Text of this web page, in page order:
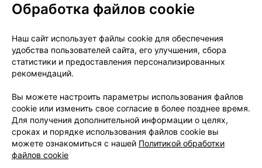
О проекте
Новости проекта
Размещение рекламы
Медицинский маркетинг
Публичный договор
Доставка
Способы оплаты
Вакансии
Партнеры
Написать руководителю 103.by
Написать в поддержку
Персональные настройки Cookie
Обработка файлов cookie
Наш сайт использует файлы cookie для обеспечения
удобства пользователей сайта, его улучшения, сбора
статистики и предоставления персонализированных
рекомендаций.
Вы можете настроить параметры использования файлов
cookie или изменить свое согласие в более позднее время.
Для получения дополнительной информации о целях,
сроках и порядке использования файлов cookie вы
можете ознакомиться с нашей Политикой обработки
файлов cookie